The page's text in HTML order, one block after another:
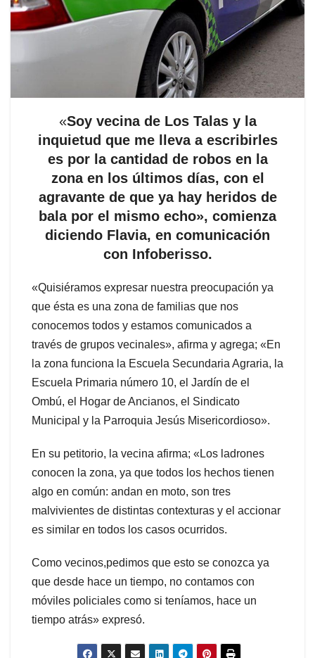
«Soy vecina de Los Talas y la
inquietud que me lleva a escribirles
es por la cantidad de robos en la
zona en los últimos días, con el
agravante de que ya hay heridos de
bala por el mismo echo», comienza
diciendo Flavia, en comunicación
con Infoberisso.
«Quisiéramos expresar nuestra preocupación ya
que ésta es una zona de familias que nos
conocemos todos y estamos comunicados a
través de grupos vecinales», afirma y agrega; «En
la zona funciona la Escuela Secundaria Agraria, la
Escuela Primaria número 10, el Jardín de el
Ombú, el Hogar de Ancianos, el Sindicato
Municipal y la Parroquia Jesús Misericordioso».
En su petitorio, la vecina afirma; «Los ladrones
conocen la zona, ya que todos los hechos tienen
algo en común: andan en moto, son tres
malvivientes de distintas contexturas y el accionar
es similar en todos los casos ocurridos.
Como vecinos,pedimos que esto se conozca ya
que desde hace un tiempo, no contamos con
móviles policiales como si teníamos, hace un
tiempo atrás» expresó.